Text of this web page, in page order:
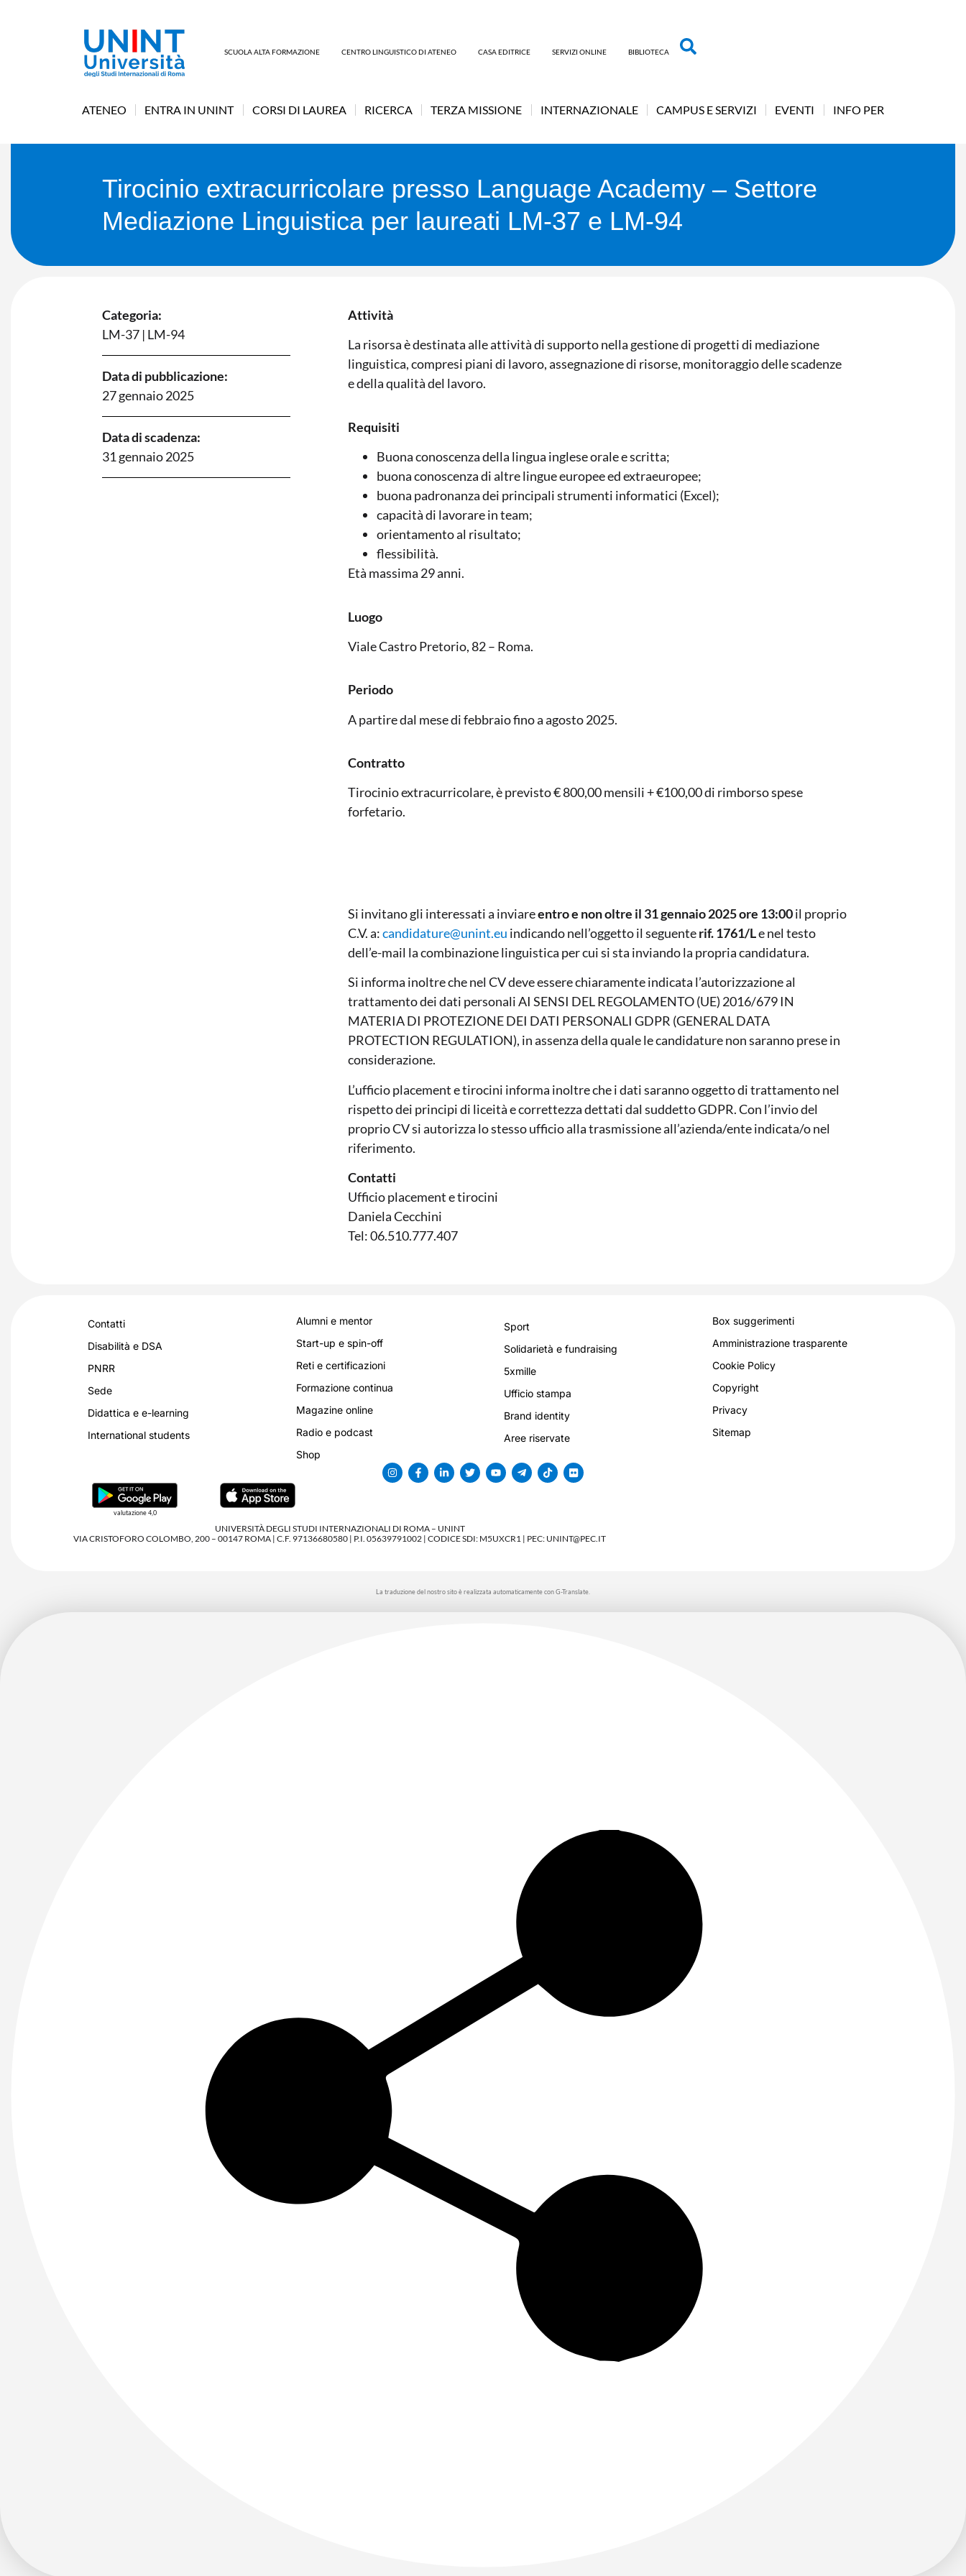
SCUOLA ALTA FORMAZIONE CENTRO LINGUISTICO DI ATENEO CASA EDITRICE SERVIZI ONLINE BIBLIOTECA
ATENEO ENTRA IN UNINT CORSI DI LAUREA RICERCA TERZA MISSIONE INTERNAZIONALE CAMPUS E SERVIZI EVENTI INFO PER
Tirocinio extracurricolare presso Language Academy – Settore
Mediazione Linguistica per laureati LM-37 e LM-94
Categoria:
LM-37 | LM-94
Data di pubblicazione:
27 gennaio 2025
Data di scadenza:
31 gennaio 2025
Attività
La risorsa è destinata alle attività di supporto nella gestione di progetti di mediazione
linguistica, compresi piani di lavoro, assegnazione di risorse, monitoraggio delle scadenze
e della qualità del lavoro.
Requisiti
Buona conoscenza della lingua inglese orale e scritta;
buona conoscenza di altre lingue europee ed extraeuropee;
buona padronanza dei principali strumenti informatici (Excel);
capacità di lavorare in team;
orientamento al risultato;
flessibilità.
Età massima 29 anni.
Luogo
Viale Castro Pretorio, 82 – Roma.
Periodo
A partire dal mese di febbraio fino a agosto 2025.
Contratto
Tirocinio extracurricolare, è previsto € 800,00 mensili + €100,00 di rimborso spese
forfetario.
Si invitano gli interessati a inviareentro e non oltre il 31 gennaio 2025 ore 13:00il proprio
C.V. a:candidature@unint.eu indicando nell’oggetto il seguenterif. 1761/Le nel testo
dell’e-mail la combinazione linguistica per cui si sta inviando la propria candidatura.
Si informa inoltre che nel CV deve essere chiaramente indicata l’autorizzazione al
trattamento dei dati personali AI SENSI DEL REGOLAMENTO (UE) 2016/679 IN
MATERIA DI PROTEZIONE DEI DATI PERSONALI GDPR (GENERAL DATA
PROTECTION REGULATION), in assenza della quale le candidature non saranno prese in
considerazione.
L’ufficio placement e tirocini informa inoltre che i dati saranno oggetto di trattamento nel
rispetto dei principi di liceità e correttezza dettati dal suddetto GDPR. Con l’invio del
proprio CV si autorizza lo stesso ufficio alla trasmissione all’azienda/ente indicata/o nel
riferimento.
Contatti
Ufficio placement e tirocini
Daniela Cecchini
Tel: 06.510.777.407
Contatti
Disabilità e DSA
PNRR
Sede
Didattica e e-learning
International students
Alumni e mentor
Start-up e spin-off
Reti e certificazioni
Formazione continua
Magazine online
Radio e podcast
Shop
Sport
Solidarietà e fundraising
5xmille
Ufficio stampa
Brand identity
Aree riservate
Box suggerimenti
Amministrazione trasparente
Cookie Policy
Copyright
Privacy
Sitemap
valutazione 4,0
UNIVERSITÀ DEGLI STUDI INTERNAZIONALI DI ROMA – UNINT
VIA CRISTOFORO COLOMBO, 200 – 00147 ROMA | C.F. 97136680580 | P.I. 05639791002 | CODICE SDI: M5UXCR1 | PEC: UNINT@PEC.IT
La traduzione del nostro sito è realizzata automaticamente con G-Translate.